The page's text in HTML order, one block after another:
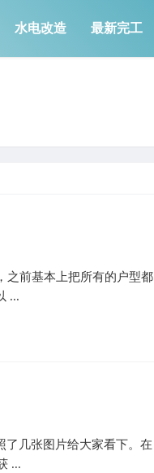
水电改造 最新完工
之前基本上把所有的户型都
...
了几张图片给大家看下。在
...